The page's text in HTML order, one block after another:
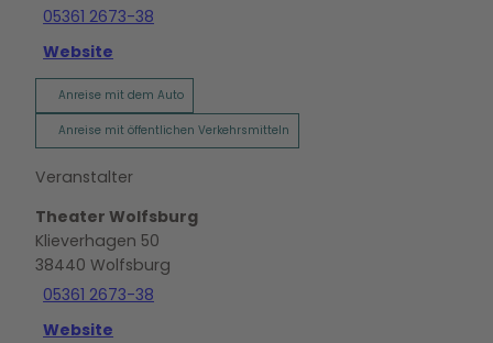
05361 2673-38
Website
Anreise mit dem Auto
Anreise mit öffentlichen Verkehrsmitteln
Veranstalter
Theater Wolfsburg
Klieverhagen 50
38440 Wolfsburg
05361 2673-38
Website